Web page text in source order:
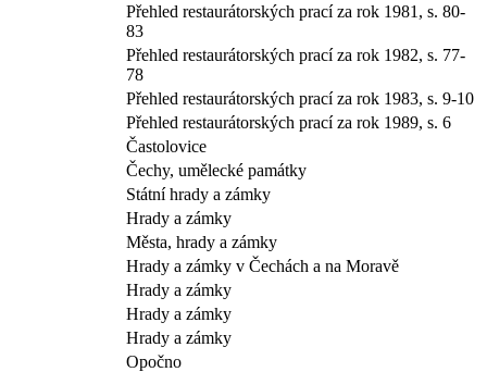
Přehled restaurátorských prací za rok 1981, s. 80-
83
Přehled restaurátorských prací za rok 1982, s. 77-
78
Přehled restaurátorských prací za rok 1983, s. 9-10
Přehled restaurátorských prací za rok 1989, s. 6
Častolovice
Čechy, umělecké památky
Státní hrady a zámky
Hrady a zámky
Města, hrady a zámky
Hrady a zámky v Čechách a na Moravě
Hrady a zámky
Hrady a zámky
Hrady a zámky
Opočno